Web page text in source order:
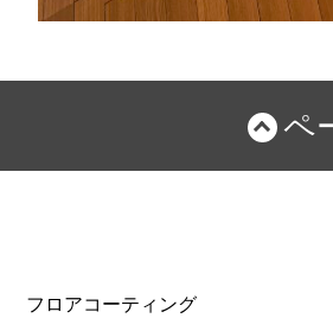
ペ
フロアコーティング